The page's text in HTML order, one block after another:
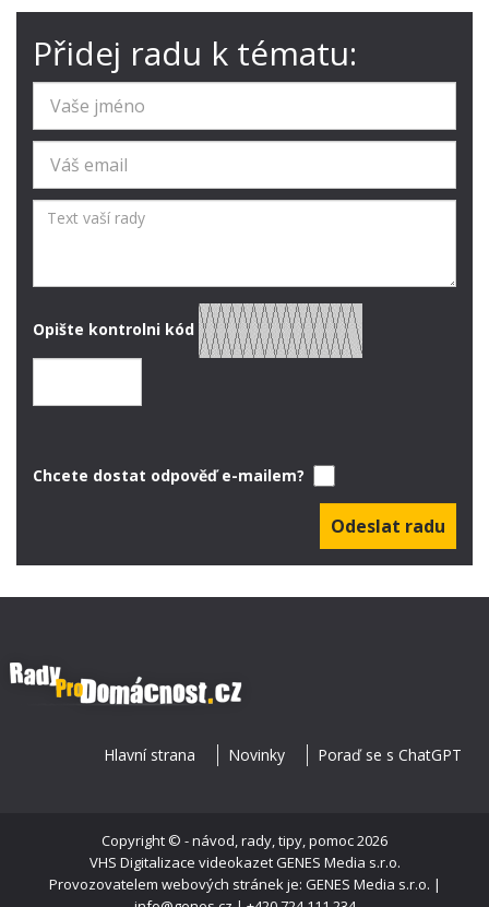
Přidej radu k tématu:
Opište kontrolni kód
Chcete dostat odpověď e-mailem?
Hlavní strana Novinky Poraď se s ChatGPT
Copyright © - návod, rady, tipy, pomoc2026
VHS Digitalizace videokazetGENES Media s.r.o.
Provozovatelem webových stránek je: GENES Media s.r.o. |